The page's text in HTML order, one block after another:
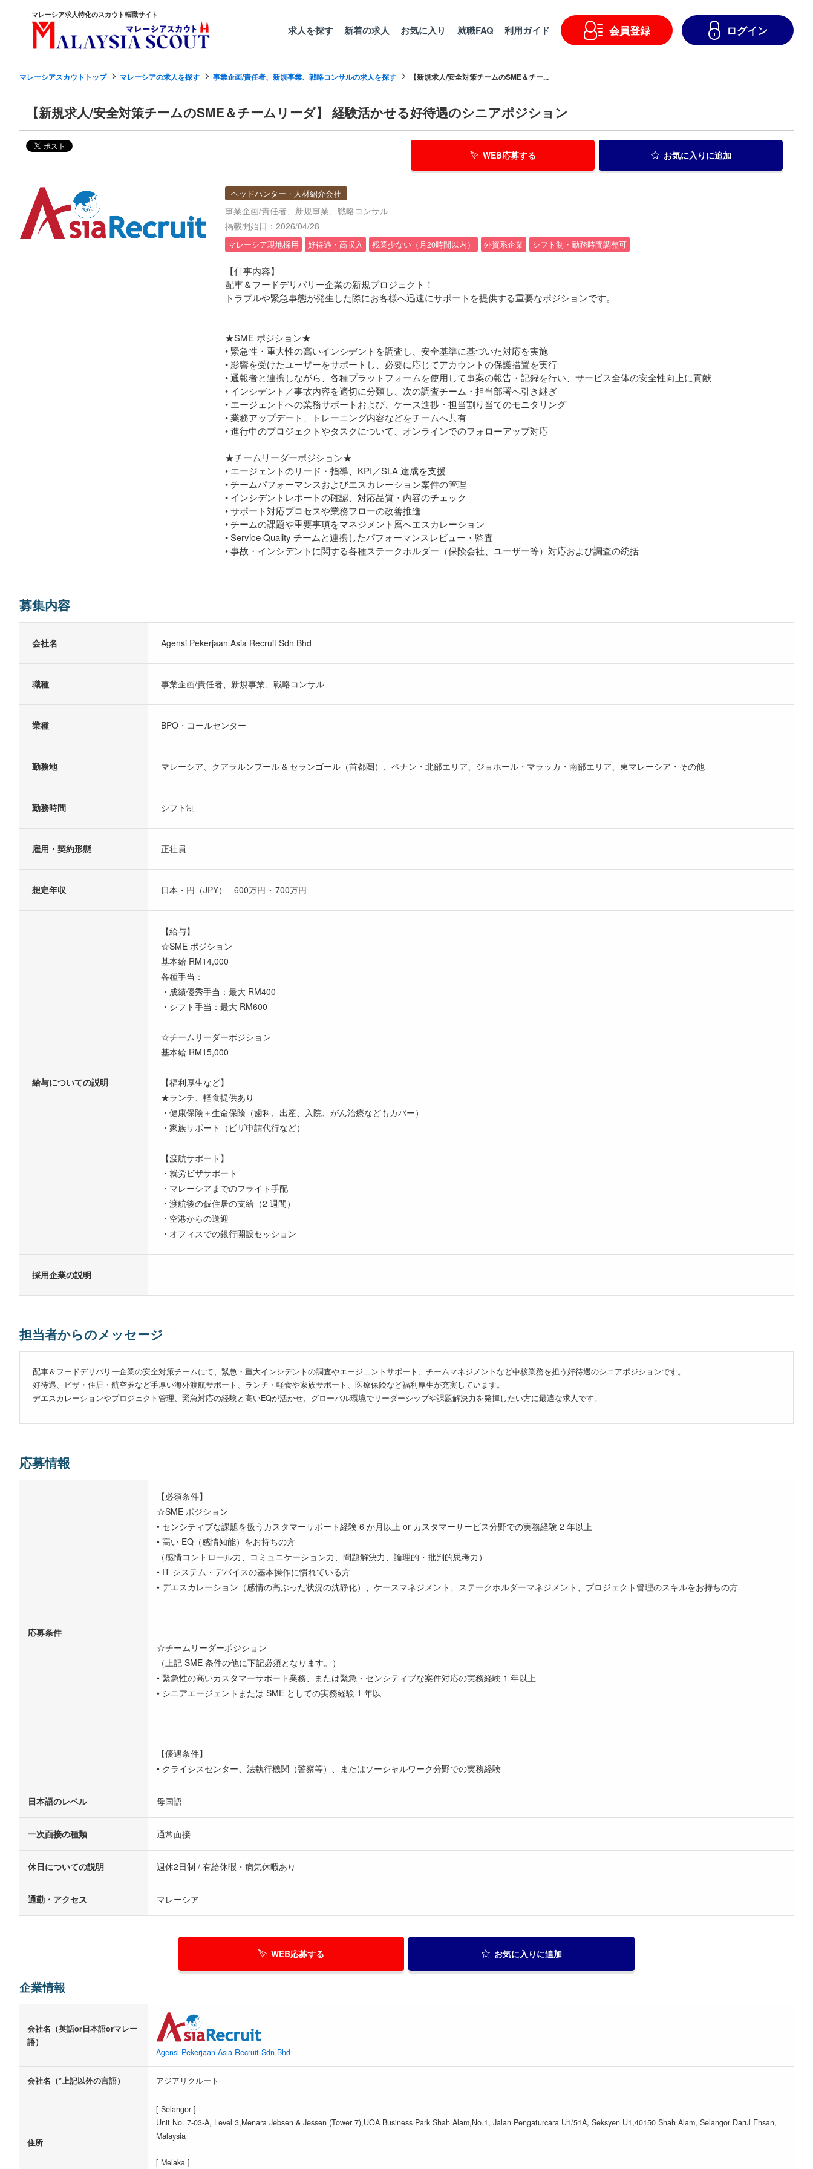
マレーシア求人特化のスカウト転職サイト
求人を探す 新着の求人 お気に入り 就職FAQ 利用ガイド 会員登録 ログイン
マレーシアスカウトトップ マレーシアの求人を探す 事業企画/責任者、新規事業、戦略コンサルの求人を探す 【新規求人/安全対策チームのSME＆チー...
【新規求人/安全対策チームのSME＆チームリーダ】 経験活かせる好待遇のシニアポジション
WEB応募する お気に入り に追加
ヘッドハンター・人材紹介会社
事業企画/責任者、新規事業、戦略コンサル
掲載開始日：2026/04/28
マレーシア現地採用 好待遇・高収入 残業少ない（月20時間以内） 外資系企業 シフト制・勤務時間調整可
【仕事内容】
配車＆フードデリバリー企業の新規プロジェクト！
トラブルや緊急事態が発生した際にお客様へ迅速にサポートを提供する重要なポジションです。
★SME ポジション★
• 緊急性・重大性の高いインシデントを調査し、安全基準に基づいた対応を実施
• 影響を受けたユーザーをサポートし、必要に応じてアカウントの保護措置を実行
• 通報者と連携しながら、各種プラットフォームを使用して事案の報告・記録を行い、サービス全体の安全性向上に貢献
• インシデント／事故内容を適切に分類し、次の調査チーム・担当部署へ引き継ぎ
• エージェントへの業務サポートおよび、ケース進捗・担当割り当てのモニタリング
• 業務アップデート、トレーニング内容などをチームへ共有
• 進行中のプロジェクトやタスクについて、オンラインでのフォローアップ対応
★チームリーダーポジション★
• エージェントのリード・指導、KPI／SLA 達成を支援
• チームパフォーマンスおよびエスカレーション案件の管理
• インシデントレポートの確認、対応品質・内容のチェック
• サポート対応プロセスや業務フローの改善推進
• チームの課題や重要事項をマネジメント層へエスカレーション
• Service Quality チームと連携したパフォーマンスレビュー・監査
• 事故・インシデントに関する各種ステークホルダー（保険会社、ユーザー等）対応および調査の統括
募集内容
会社名 Agensi Pekerjaan Asia Recruit Sdn Bhd
職種 事業企画/責任者、新規事業、戦略コンサル
業種 BPO・コールセンター
勤務地 マレーシア、クアラルンプール & セランゴール（首都圏）、ペナン・北部エリア、ジョホール・マラッカ・南部エリア、東マレーシア・その他
勤務時間 シフト制
雇用・契約形態 正社員
想定年収 日本・円（JPY） 600万円 ~ 700万円
給与についての説明
【給与】
☆SME ポジション
基本給 RM14,000
各種手当：
・成績優秀手当：最大 RM400
・シフト手当：最大 RM600
☆チームリーダーポジション
基本給 RM15,000
【福利厚生など】
★ランチ、軽食提供あり
・健康保険＋生命保険（歯科、出産、入院、がん治療などもカバー）
・家族サポート（ビザ申請代行など）
【渡航サポート】
・就労ビザサポート
・マレーシアまでのフライト手配
・渡航後の仮住居の支給（2 週間）
・空港からの送迎
・オフィスでの銀行開設セッション
採用企業の説明
担当者からのメッセージ
配車＆フードデリバリー企業の安全対策チームにて、緊急・重大インシデントの調査やエージェントサポート、チームマネジメントなど中核業務を担う好待遇のシニアポジションです。
好待遇、ビザ・住居・航空券など手厚い海外渡航サポート、ランチ・軽食や家族サポート、医療保険など福利厚生が充実しています。
デエスカレーションやプロジェクト管理、緊急対応の経験と高いEQが活かせ、グローバル環境でリーダーシップや課題解決力を発揮したい方に最適な求人です。
応募情報
応募条件
【必須条件】
☆SME ポジション
• センシティブな課題を扱うカスタマーサポート経験 6 か月以上 or カスタマーサービス分野での実務経験 2 年以上
• 高い EQ（感情知能）をお持ちの方
（感情コントロール力、コミュニケーション力、問題解決力、論理的・批判的思考力）
• IT システム・デバイスの基本操作に慣れている方
• デエスカレーション（感情の高ぶった状況の沈静化）、ケースマネジメント、ステークホルダーマネジメント、プロジェクト管理のスキルをお持ちの方
☆チームリーダーポジション
（上記 SME 条件の他に下記必須となります。）
• 緊急性の高いカスタマーサポート業務、または緊急・センシティブな案件対応の実務経験 1 年以上
• シニアエージェントまたは SME としての実務経験 1 年以
【優遇条件】
• クライシスセンター、法執行機関（警察等）、またはソーシャルワーク分野での実務経験
日本語のレベル 母国語
一次面接の種類 通常面接
休日についての説明 週休2日制 / 有給休暇・病気休暇あり
通勤・アクセス マレーシア
WEB応募する お気に入り に追加
企業情報
会社名（英語or日本語orマレー
語）
Agensi Pekerjaan Asia Recruit Sdn Bhd
会社名（*上記以外の言語） アジアリクルート
住所
[ Selangor ]
Unit No. 7-03-A, Level 3,Menara Jebsen & Jessen (Tower 7),UOA Business Park Shah Alam,No.1, Jalan Pengaturcara U1/51A, Seksyen U1,40150 Shah Alam, Selangor Darul Ehsan,
Malaysia
[ Melaka ]